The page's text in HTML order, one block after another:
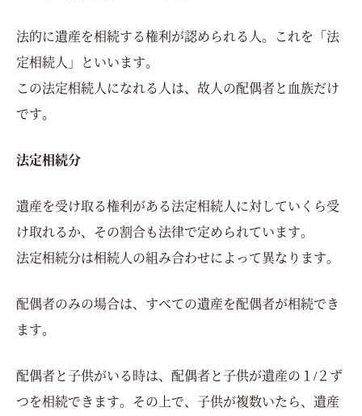
法的に遺産を相続する権利が認められる人。これを「法
定相続人」といいます。
この法定相続人になれる人は、故人の配偶者と血族だけ
です。
法定相続分
遺産を受け取る権利がある法定相続人に対していくら受
け取れるか、その割合も法律で定められています。
法定相続分は相続人の組み合わせによって異なります。
配偶者のみの場合は、すべての遺産を配偶者が相続でき
ます。
配偶者と子供がいる時は、配偶者と子供が遺産の１/２ず
つを相続できます。その上で、子供が複数いたら、遺産